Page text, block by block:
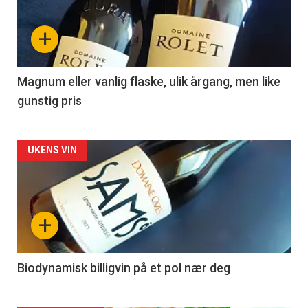
nå
3
+
Magnum eller vanlig flaske, ulik årgang, men like
gunstig pris
Forsiden
akkurat
nå
4
+
UKENS VIN
Biodynamisk billigvin på et pol nær deg